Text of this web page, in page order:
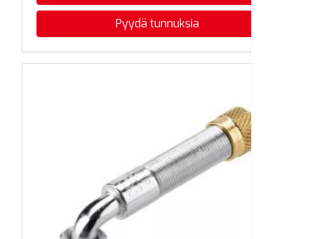
Pyydä tunnuksia